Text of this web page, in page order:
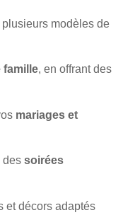
plusieurs modèles de
famille, en offrant des
mariages et
des soirées
et décors adaptés